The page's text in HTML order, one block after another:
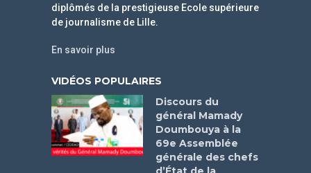
diplômés de la prestigieuse Ecole supérieure
de journalisme de Lille.
En savoir plus
VIDÉOS POPULAIRES
Discours du
général Mamady
Doumbouya à la
69e Assemblée
générale des chefs